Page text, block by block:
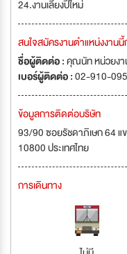
24.งานเลี้ยงปีใหม่
สนใจสมัครงานตำแหน่งงา
ชื่อผู้ติดต่อ :คุณนัท หน่วยง
เบอร์ผู้ติดต่อ :02-910-
ข้อมูลการติดต่อบริษัท
93/90 ซอยรัชดาภิเษก 64 แ
10800 ประเทศไทย
การเดินทาง